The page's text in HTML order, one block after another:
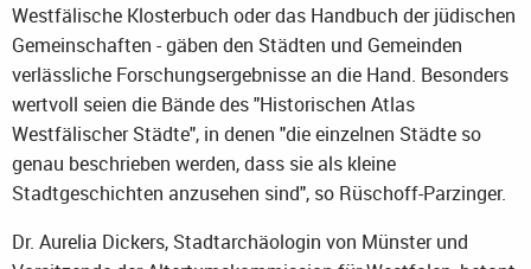
Westfälische Klosterbuch oder das Handbuch der jüdischen
Gemeinschaften - gäben den Städten und Gemeinden
verlässliche Forschungsergebnisse an die Hand. Besonders
wertvoll seien die Bände des "Historischen Atlas
Westfälischer Städte", in denen "die einzelnen Städte so
genau beschrieben werden, dass sie als kleine
Stadtgeschichten anzusehen sind", so Rüschoff-Parzinger.
Dr. Aurelia Dickers, Stadtarchäologin von Münster und